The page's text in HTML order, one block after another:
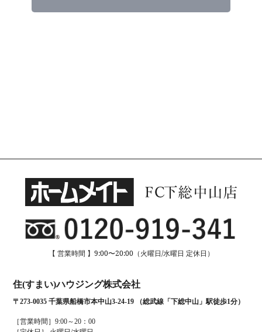
【 営業時間 】9:00〜20:00（火曜日/水曜日 定休日）
住(すまい)ハウジング株式会社
〒273-0035 千葉県船橋市本中山3-24-19 （総武線「下総中山」駅徒歩1分）
［営業時間］9:00～20：00